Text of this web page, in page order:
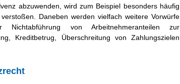
abzuwenden, wird zum Beispiel besonders häufig
Daneben werden vielfach weitere Vorwürfe
von Arbeitnehmeranteilen zur
Kreditbetrug, Überschreitung von Zahlungszielen